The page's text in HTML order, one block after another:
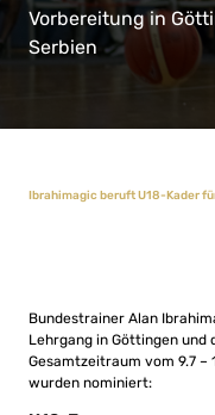
Vorbereitung in
Serbien
Ibrahimagic beruft U18-Kader
Bundestrainer Alan
Lehrgang in Göttingen und
Gesamtzeitraum vom 9.7 –
wurden nominiert: